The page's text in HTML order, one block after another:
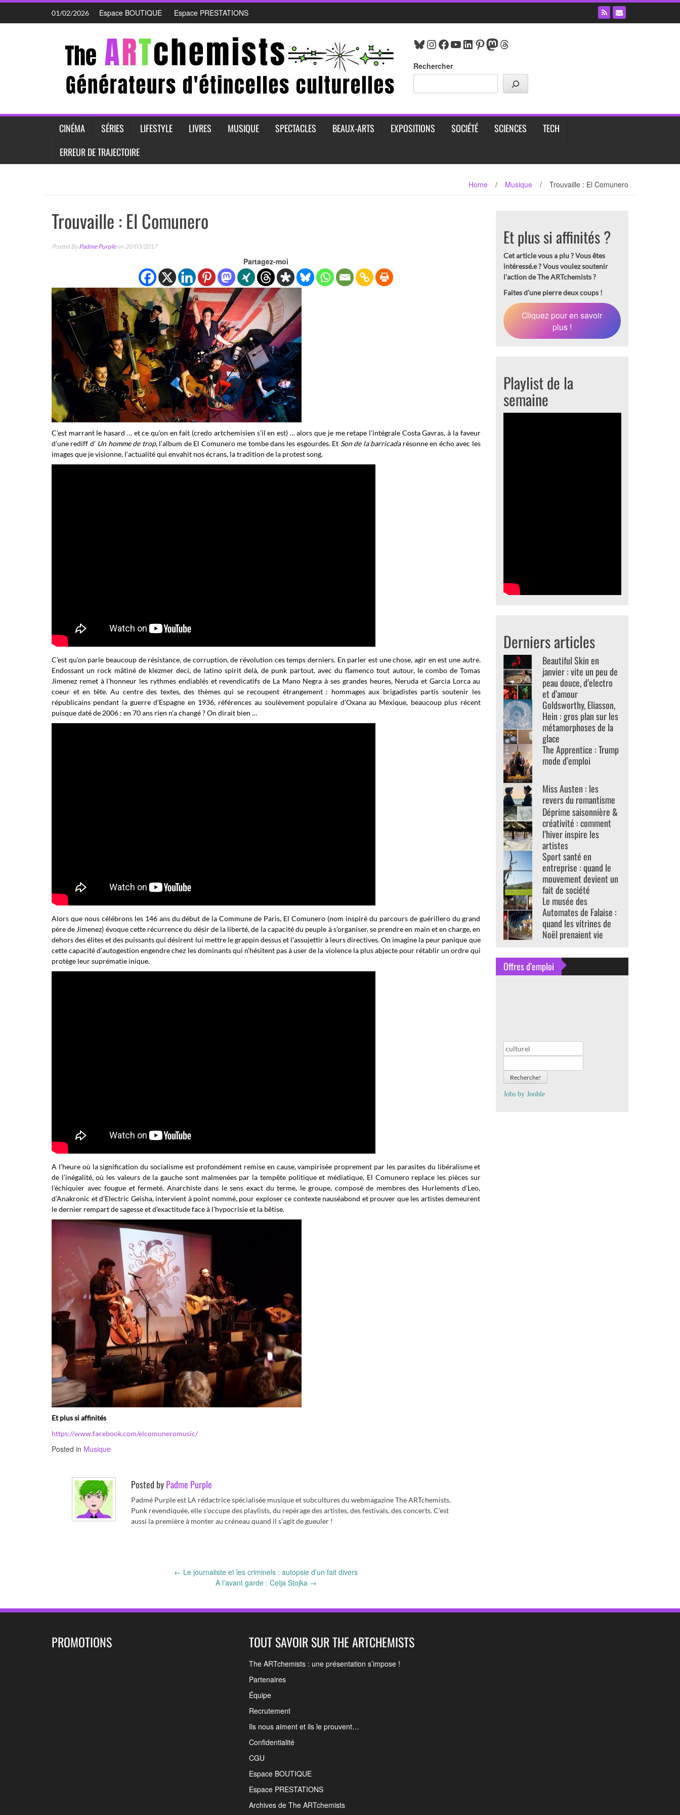
Skip
content
01/02/2026 Espace BOUTIQUE Espace PRESTATIONS
Bluesky
Instagram
Facebook
YouTube
LinkedIn
Pinterest
Mastodon
Threads
Rechercher
CINÉMA SÉRIES LIFESTYLE LIVRES MUSIQUE SPECTACLES BEAUX-ARTS EXPOSITIONS SOCIÉTÉ SCIENCES
TECH
ERREUR DE TRAJECTOIRE
Home / Musique / Trouvaille : El Comunero
Trouvaille : El Comunero
Posted ByPadme Purpleon 20/03/2017
Partagez-moi
C’est marrant le hasard … et ce qu’on en fait (credo artchemisien s’il en est) … alors que je me retape l’intégrale Costa Gavras, à la faveur
d’une rediff d’ Un homme de trop, l’album de El Comunero me tombe dans les esgourdes. Et Son de la barricadarésonne en écho avec les
images que je visionne, l’actualité qui envahit nos écrans, la tradition de la protest song.
C’est qu’on parle beaucoup de résistance, de corruption, de révolution ces temps derniers. En parler est une chose, agir en est une autre.
Endossant un rock mâtiné de klezmer deci, de latino spirit delà, de punk partout, avec du flamenco tout autour, le combo de Tomas
Jimenez remet à l’honneur les rythmes endiablés et revendicatifs de La Mano Negra à ses grandes heures, Neruda et Garcia Lorca au
coeur et en tête. Au centre des textes, des thèmes qui se recoupent étrangement : hommages aux brigadistes partis soutenir les
républicains pendant la guerre d’Espagne en 1936, références au soulèvement populaire d’Oxana au Mexique, beaucoup plus récent
puisque daté de 2006 : en 70 ans rien n’a changé ? On dirait bien …
Alors que nous célébrons les 146 ans du début de la Commune de Paris, El Comunero (nom inspiré du parcours de guérillero du grand
père de Jimenez) évoque cette récurrence du désir de la liberté, de la capacité du peuple à s’organiser, se prendre en main et en charge, en
dehors des élites et des puissants qui désirent lui mettre le grappin dessus et l’assujettir à leurs directives. On imagine la peur panique que
cette capacité d’autogestion engendre chez les dominants qui n’hésitent pas à user de la violence la plus abjecte pour rétablir un ordre qui
protège leur suprématie inique.
A l’heure où la signification du socialisme est profondément remise en cause, vampirisée proprement par les parasites du libéralisme et
de l’inégalité, où les valeurs de la gauche sont malmenées par la tempête politique et médiatique, El Comunero replace les pièces sur
l’échiquier avec fougue et fermeté. Anarchiste dans le sens exact du terme, le groupe, composé de membres des Hurlements d’Leo,
d’Anakronic et d’Electric Geisha, intervient à point nommé, pour exploser ce contexte nauséabond et prouver que les artistes demeurent
le dernier rempart de sagesse et d’exactitude face à l’hypocrisie et la bêtise.
Et plus si affinités
https://www.facebook.com/elcomuneromusic/
Posted in Musique
Posted byPadme Purple
Padmé Purple est LA rédactrice spécialisée musique et subcultures du webmagazine The ARTchemists.
Punk revendiquée, elle s'occupe des playlists, du repérage des artistes, des festivals, des concerts. C'est
aussi la première à monter au créneau quand il s'agit de gueuler !
← Le journaliste et les criminels : autopsie d’un fait divers
A l’avant garde : Ceija Stojka →
Et plus si affinités ?
Cet article vous a plu ? Vous êtes
intéressé.e ? Vous voulez soutenir
l’action de The ARTchemists ?
Faites d’une pierre deux coups !
Cliquez pour en savoir
plus !
Playlist de la
semaine
Derniers articles
Beautiful Skin en
janvier : vite un peu de
peau douce, d’electro
et d’amour
Goldsworthy, Eliasson,
Hein : gros plan sur les
métamorphoses de la
glace
The Apprentice : Trump
mode d’emploi
Miss Austen : les
revers du romantisme
Déprime saisonnière &
créativité : comment
l’hiver inspire les
artistes
Sport santé en
entreprise : quand le
mouvement devient un
fait de société
Le musée des
Automates de Falaise :
quand les vitrines de
Noël prenaient vie
Offres d’emploi
Recherche!
Jobs by Jooble
PROMOTIONS TOUT SAVOIR SUR THE ARTCHEMISTS
The ARTchemists : une présentation s’impose !
Partenaires
Équipe
Recrutement
Ils nous aiment et ils le prouvent…
Confidentialité
CGU
Espace BOUTIQUE
Espace PRESTATIONS
Archives de The ARTchemists